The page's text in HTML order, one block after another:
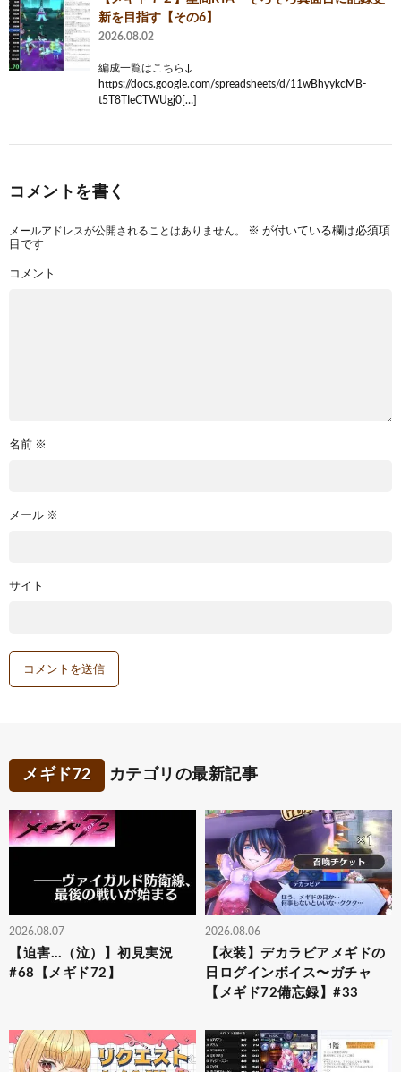
新を目指す【その6】
2026.08.02
編成一覧はこちら↓
https://docs.google.com/spreadsheets/d/11wBhyykcMB-
t5T8TIeCTWUgj0[…]
コメントを書く
メールアドレスが公開されることはありません。 ※ が付いている欄は必須項
目です
コメント
名前 ※
メール ※
サイト
メギド72 カテゴリの最新記事
2026.08.07
【迫害…（泣）】初見実況
#68【メギド72】
2026.08.06
【衣装】デカラビアメギドの
日ログインボイス〜ガチャ
【メギド72備忘録】#33